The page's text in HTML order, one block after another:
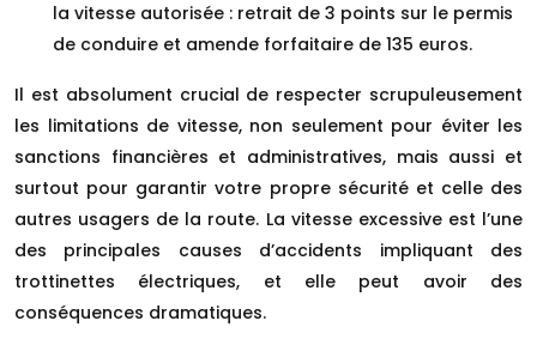
la vitesse autorisée : retrait de 3 points sur le permis
de conduire et amende forfaitaire de 135 euros.
Il est absolument crucial de respecter scrupuleusement
les limitations de vitesse, non seulement pour éviter les
sanctions financières et administratives, mais aussi et
surtout pour garantir votre propre sécurité et celle des
autres usagers de la route. La vitesse excessive est l’une
des principales causes d’accidents impliquant des
trottinettes électriques, et elle peut avoir des
conséquences dramatiques.